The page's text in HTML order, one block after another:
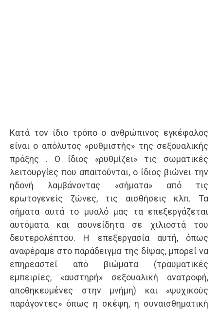
Κατά τον ίδιο τρόπο ο ανθρώπινος εγκέφαλος
είναι ο απόλυτος «ρυθμιστής» της σεξουαλικής
πράξης . Ο ίδιος «ρυθμίζει» τις σωματικές
λειτουργίες που απαιτούνται, ο ίδιος βιώνει την
ηδονή λαμβάνοντας «σήματα» από τις
ερωτογενείς ζώνες, τις αισθήσεις κλπ. Τα
σήματα αυτά το μυαλό μας τα επεξεργάζεται
αυτόματα και ασυνείδητα σε χιλιοστά του
δευτερολέπτου. Η επεξεργασία αυτή, όπως
αναφέραμε στο παράδειγμα της δίψας, μπορεί να
επηρεαστεί από βιώματα (τραυματικές
εμπειρίες, «αυστηρή» σεξουαλική ανατροφή,
αποθηκευμένες στην μνήμη) και «ψυχικούς
παράγοντες» όπως η σκέψη, η συναισθηματική